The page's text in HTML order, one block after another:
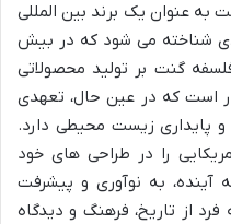
به عنوان یک برند بین المللی
شناخته می شود که در بیش
فلسفه گنت بر تولید محصولاتی
است که در عین حال، تعهدی
پایداری زیست محیطی دارد.
را در طراحی های خود
آینده، به نوآوری و پیشرفت
از تاریخ، فرهنگ و دیدگاه